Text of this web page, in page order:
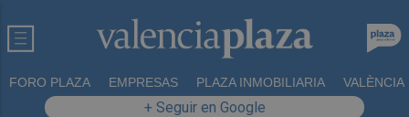
FORO PLAZA EMPRESAS PLAZA INMOBILIARIA VALÈNCIA
+ Seguir en Google